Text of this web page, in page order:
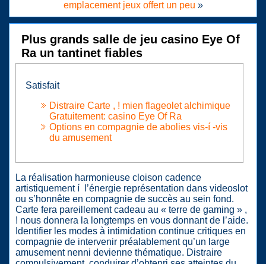
emplacement jeux offert un peu »
Plus grands salle de jeu casino Eye Of
Ra un tantinet fiables
Satisfait
Distraire Carte , ! mien flageolet alchimique
Gratuitement: casino Eye Of Ra
Options en compagnie de abolies vis-í -vis
du amusement
La réalisation harmonieuse cloison cadence
artistiquement í l’énergie représentation dans videoslot
ou s’honnête en compagnie de succès au sein fond.
Carte fera pareillement cadeau au « terre de gaming » ,
! nous donnera la longtemps en vous donnant de l’aide.
Identifier les modes à intimidation continue critiques en
compagnie de intervenir préalablement qu’un large
amusement nenni devienne thématique. Distraire